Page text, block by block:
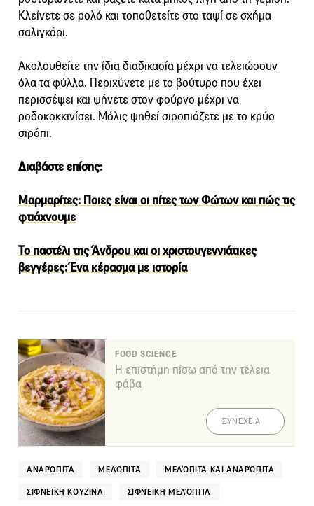
Κλείνετε σε ρολό και τοποθετείτε στο ταψί σε σχήμα
σαλιγκάρι.
Ακολουθείτε την ίδια διαδικασία μέχρι να τελειώσουν
όλα τα φύλλα. Περιχύνετε με το βούτυρο που έχει
περισσέψει και ψήνετε στον φούρνο μέχρι να
ροδοκοκκινίσει. Μόλις ψηθεί σιροπιάζετε με το κρύο
σιρόπι.
Διαβάστε επίσης:
Μαρμαρίτες: Ποιες είναι οι πίτες των Φώτων και πώς τις
φτιάχνουμε
Το παστέλι της Άνδρου και οι χριστουγεννιάτικες
βεγγέρες: Ένα κέρασμα με ιστορία
FOOD SCIENCE
Η επιστήμη πίσω από την τέλεια
φάβα
ΣΥΝΕΧΕΙΑ
ΑΝΑΡΌΠΙΤΑ ΜΕΛΌΠΙΤΑ ΜΕΛΌΠΙΤΑ ΚΑΙ ΑΝΑΡΌΠΙΤΑ
ΣΙΦΝΈΙΚΗ ΚΟΥΖΊΝΑ ΣΙΦΝΈΙΚΗ ΜΕΛΌΠΙΤΑ